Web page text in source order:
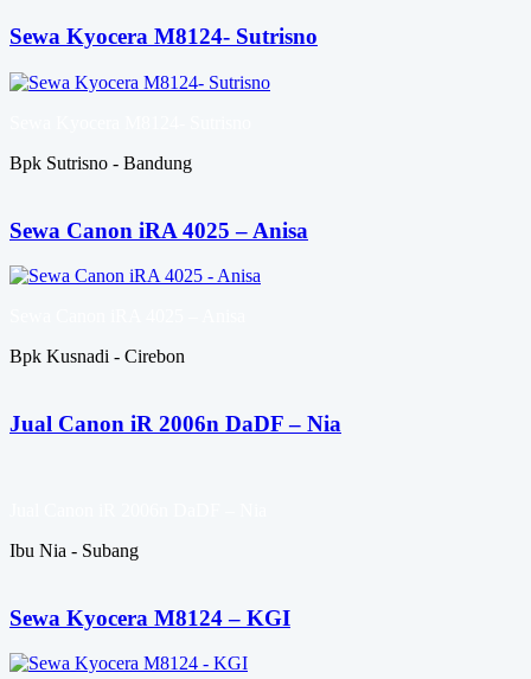
Sewa Kyocera M8124- Sutrisno
Bpk Sutrisno - Bandung
Sewa Canon iRA 4025 – Anisa
Bpk Kusnadi - Cirebon
Jual Canon iR 2006n DaDF – Nia
Ibu Nia - Subang
Sewa Kyocera M8124 – KGI